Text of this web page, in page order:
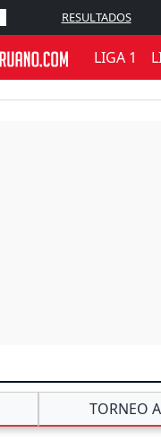
RESULTADOS
LIGA 1
TORNEO